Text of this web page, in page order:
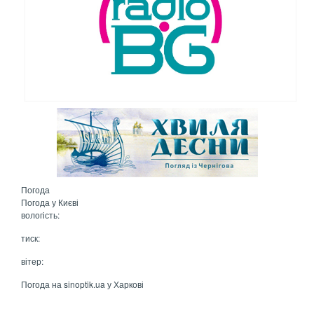
Погода
Погода у Києві
вологість:
тиск:
вітер:
Погода на sinoptik.ua у Харкові